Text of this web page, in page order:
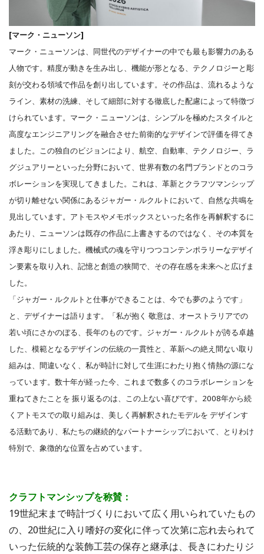
[マーク・ニューソン]
マーク・ニューソンは、同世代のデザイナーの中でも最も影響力のある
人物です。精度が動きを生み出し、機能が形となる、テクノロジーと彫
刻が交わる領域で作品を創り出しています。その作品は、流れるような
ライン、素材の洗練、そして細部に対する徹底した配慮によって特徴づ
けられています。マーク・ニューソンは、シンプルを極めたスタイルと
高度なエンジニアリングを融合させた前衛的なデザインで評価を得てき
ました。この独自のビジョンにより、航空、自動車、テクノロジー、ラ
グジュアリーといった分野において、世界有数の名門ブランドとのコラ
ボレーションを実現してきました。これは、革新とクラフツマンシップ
が切り離せない関係にあるジャガー・ルクルトにおいて、自然な共鳴を
見出しています。アトモスやメモボックスといった名作を再解釈するに
あたり、ニューソンは既存の作品に上書きするのではなく、その本質を
浮き彫りにしました。機械式の魂を守りつつコンテンポラリーなデザイ
ン要素を取り入れ、記憶と創造の狭間で、その存在感を未来へと広げま
した。
「ジャガー・ルクルトと仕事ができることは、今でも夢のようです」
と、デザイナーは語ります。「私が抱く 敬意は、オーストラリアでの
若い頃にさかのぼる、長年のものです。ジャガー・ルクルトが誇る卓越
した、模範となるデザインの伝統の一貫性と、革新への絶え間ない取り
組みは、間違いなく、私が時計に対して生涯にわたり抱く情熱の源にな
っています。数十年が経った今、これまで数多くのコラボレーションを
重ねてきたことを 振り返るのは、この上ない喜びです。2008年から続
くアトモスでの取り組みは、美しく再解釈されたモデルを デザインす
る活動であり、私たちの継続的なパートナーシップにおいて、とりわけ
特別で、象徴的な位置を占めています。
クラフトマンシップを称賛：
19世紀末まで時計づくりにおいて広く用いられていたもの
の、20世紀に入り嗜好の変化に伴って次第に忘れ去られて
いった伝統的な装飾工芸の保存と継承は、長きにわたりジ